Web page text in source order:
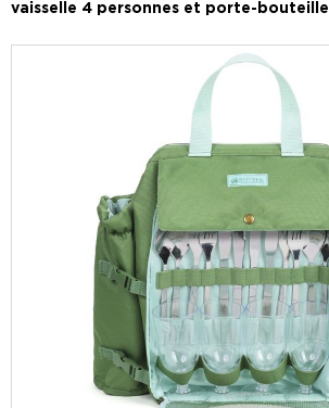
vaisselle 4 personnes et porte-bouteille